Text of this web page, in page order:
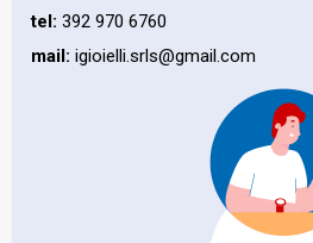
tel: 392 970 6760
mail: igioielli.srls@gmail.com